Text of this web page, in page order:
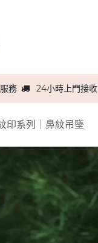
務 24小時上門接收
印系列｜鼻紋吊墜